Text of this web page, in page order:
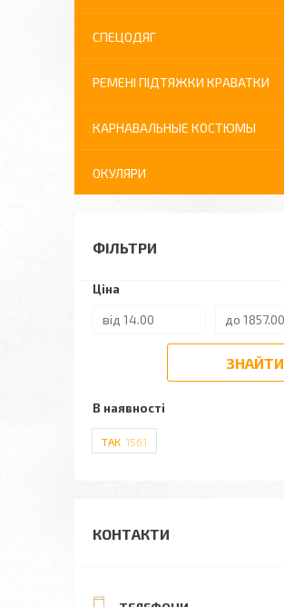
СПЕЦОДЯГ
РЕМЕНІ ПІДТЯЖКИ КРАВАТКИ
КАРНАВАЛЬНЫЕ КОСТЮМЫ
ОКУЛЯРИ
ФІЛЬТРИ
Ціна
ЗНАЙТИ
В наявності
ТАК 1561
КОНТАКТИ